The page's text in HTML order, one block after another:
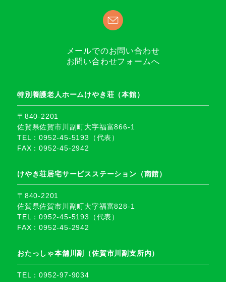
メールでのお問い合わせ
お問い合わせフォームへ
特別養護老人ホームけやき荘（本館）
〒840-2201
佐賀県佐賀市川副町大字福富866-1
TEL：0952-45-5193（代表）
FAX：0952-45-2942
けやき荘居宅サービスステーション（南館）
〒840-2201
佐賀県佐賀市川副町大字福富828-1
TEL：0952-45-5193（代表）
FAX：0952-45-2942
おたっしゃ本舗川副（佐賀市川副支所内）
TEL：0952-97-9034